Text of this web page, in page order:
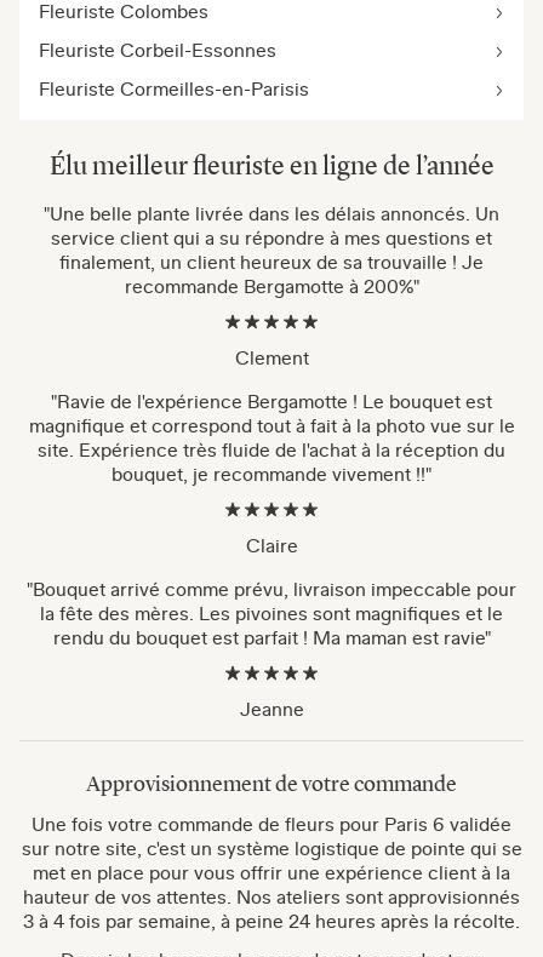
Fleuriste Colombes
Fleuriste Corbeil-Essonnes
Fleuriste Cormeilles-en-Parisis
Élu meilleur fleuriste en ligne de l’année
"Une belle plante livrée dans les délais annoncés. Un
service client qui a su répondre à mes questions et
finalement, un client heureux de sa trouvaille ! Je
recommande Bergamotte à 200%"
Clement
"Ravie de l'expérience Bergamotte ! Le bouquet est
magnifique et correspond tout à fait à la photo vue sur le
site. Expérience très fluide de l'achat à la réception du
bouquet, je recommande vivement !!"
Claire
"Bouquet arrivé comme prévu, livraison impeccable pour
la fête des mères. Les pivoines sont magnifiques et le
rendu du bouquet est parfait ! Ma maman est ravie"
Jeanne
Approvisionnement de votre commande
Une fois votre commande de fleurs pour Paris 6 validée
sur notre site, c'est un système logistique de pointe qui se
met en place pour vous offrir une expérience client à la
hauteur de vos attentes. Nos ateliers sont approvisionnés
3 à 4 fois par semaine, à peine 24 heures après la récolte.